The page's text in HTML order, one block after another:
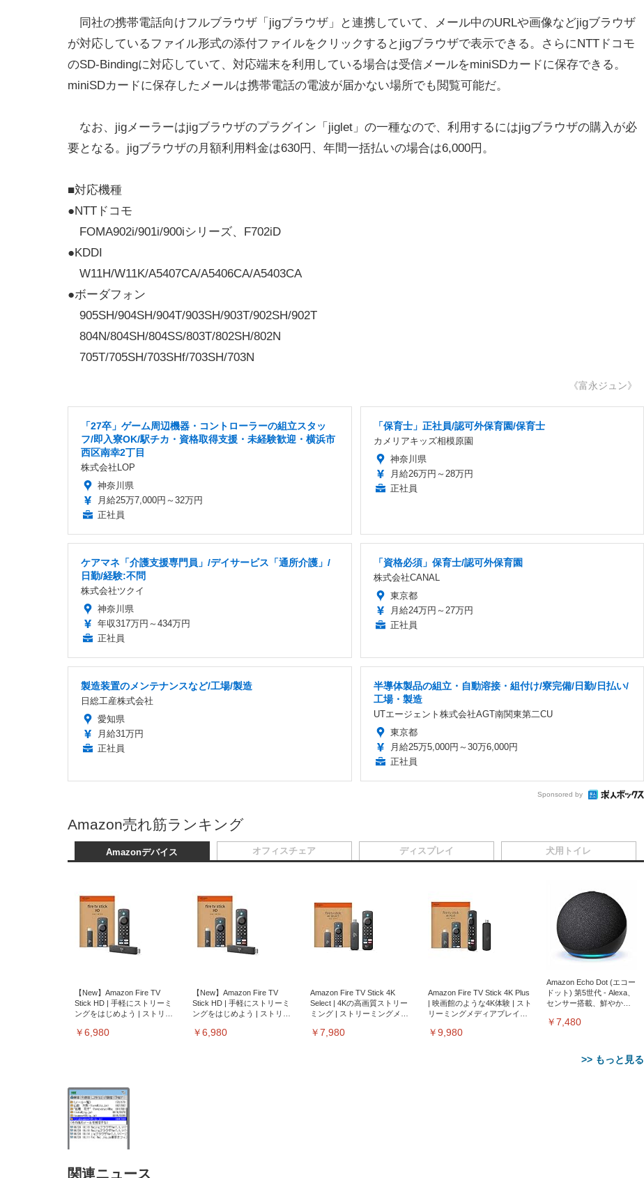
同社の携帯電話向けフルブラウザ「jigブラウザ」と連携していて、メール中のURLや画像などjigブラウザ
が対応しているファイル形式の添付ファイルをクリックするとjigブラウザで表示できる。さらにNTTドコモ
のSD-Bindingに対応していて、対応端末を利用している場合は受信メールをminiSDカードに保存できる。
miniSDカードに保存したメールは携帯電話の電波が届かない場所でも閲覧可能だ。
なお、jigメーラーはjigブラウザのプラグイン「jiglet」の一種なので、利用するにはjigブラウザの購入が必
要となる。jigブラウザの月額利用料金は630円、年間一括払いの場合は6,000円。
■対応機種
●NTTドコモ
FOMA902i/901i/900iシリーズ、F702iD
●KDDI
W11H/W11K/A5407CA/A5406CA/A5403CA
●ボーダフォン
905SH/904SH/904T/903SH/903T/902SH/902T
804N/804SH/804SS/803T/802SH/802N
705T/705SH/703SHf/703SH/703N
《富永ジュン》
「27卒」ゲーム周辺機器・コントローラーの組立スタッ
フ/即入寮OK/駅チカ・資格取得支援・未経験歓迎・横浜市
西区南幸2丁目
株式会社LOP
神奈川県
月給25万7,000円～32万円
正社員
「保育士」正社員/認可外保育園/保育士
カメリアキッズ相模原園
神奈川県
月給26万円～28万円
正社員
ケアマネ「介護支援専門員」/デイサービス「通所介護」/
日勤/経験:不問
株式会社ツクイ
神奈川県
年収317万円～434万円
正社員
「資格必須」保育士/認可外保育園
株式会社CANAL
東京都
月給24万円～27万円
正社員
製造装置のメンテナンスなど/工場/製造
日総工産株式会社
愛知県
月給31万円
正社員
半導体製品の組立・自動溶接・組付け/寮完備/日勤/日払い/
工場・製造
UTエージェント株式会社AGT南関東第二CU
東京都
月給25万5,000円～30万6,000円
正社員
Sponsored by
Amazon売れ筋ランキング
Amazonデバイス
【New】Amazon Fire TV
Stick HD | 手軽にストリーミ
ングをはじめよう | ストリー
￥6,980
【New】Amazon Fire TV
Stick HD | 手軽にストリーミ
ングをはじめよう | ストリー
￥6,980
Amazon Fire TV Stick 4K
Select | 4Kの高画質ストリー
ミング | ストリーミングメデ
￥7,980
Amazon Fire TV Stick 4K Plus
| 映画館のような4K体験 | スト
リーミングメディアプレイヤ
￥9,980
Amazon Echo Dot (エコー
ドット) 第5世代 - Alexa、
センサー搭載、鮮やかな
￥7,480
>> もっと見る
オフィスチェア ディスプレイ 犬用トイレ
関連ニュース